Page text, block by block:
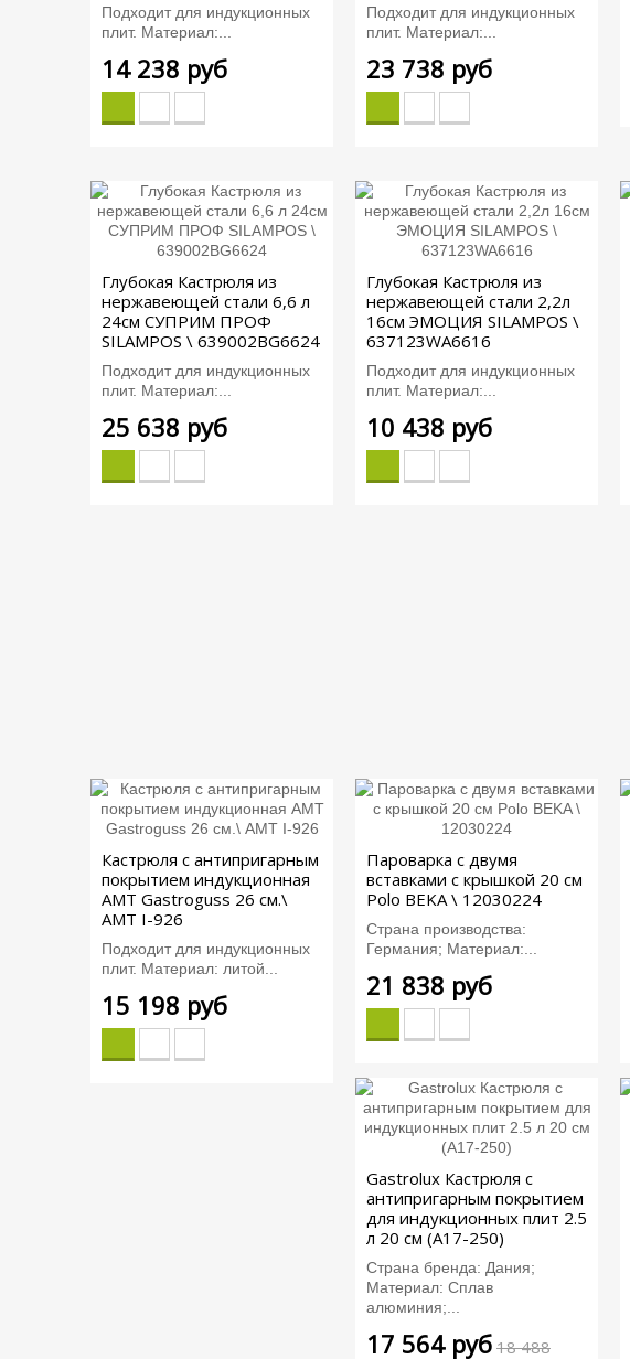
Подходит для индукционных
плит. Материал:...
14 238 руб
Подходит для индукционных
плит. Материал:...
23 738 руб
Глубокая Кастрюля из
нержавеющей стали 6,6 л
24см СУПРИМ ПРОФ
SILAMPOS \ 639002BG6624
Подходит для индукционных
плит. Материал:...
25 638 руб
Глубокая Кастрюля из
нержавеющей стали 2,2л
16см ЭМОЦИЯ SILAMPOS \
637123WA6616
Подходит для индукционных
плит. Материал:...
10 438 руб
Кастрюля с антипригарным
покрытием индукционная
AMT Gastroguss 26 см.\
AMT I-926
Подходит для индукционных
плит. Материал: литой...
15 198 руб
Пароварка с двумя
вставками с крышкой 20 см
Polo BEKA \ 12030224
Страна производства:
Германия; Материал:...
21 838 руб
Gastrolux Кастрюля с
антипригарным покрытием
для индукционных плит 2.5
л 20 см (A17-250)
Страна бренда: Дания;
Материал: Сплав
алюминия;...
17 564 руб 18 488